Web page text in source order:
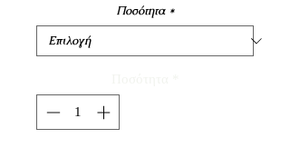
Ποσότητα *